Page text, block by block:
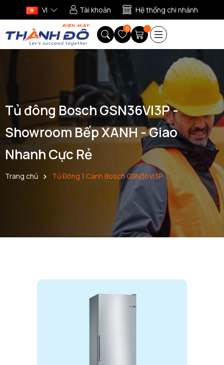
VI Tài khoản Hệ thống chi nhánh
0
Tủ đông Bosch GSN36VI3P -
Showroom Bếp XANH - Giao
Nhanh Cực Rẻ
Trang chủ Tủ Đông 1 Cánh Bosch GSN36VI3P